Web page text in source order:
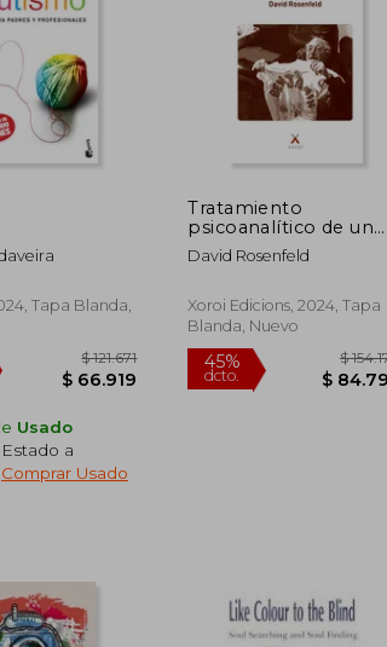
$ 371.845
Tapa Blanda,
Usado
a
Comprar Usado
Tratamiento
psicoanalítico de un
niños autista. Creación
del self y del lenguaje
David Rosenfeld
Xoroi Edicions, 2024, Tapa
Blanda, Nuevo